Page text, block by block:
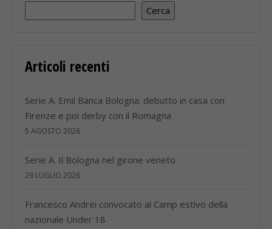
Cerca
Articoli recenti
Serie A. Emil Banca Bologna: debutto in casa con
Firenze e poi derby con il Romagna
5 AGOSTO 2026
Serie A. Il Bologna nel girone veneto
29 LUGLIO 2026
Francesco Andrei convocato al Camp estivo della
nazionale Under 18